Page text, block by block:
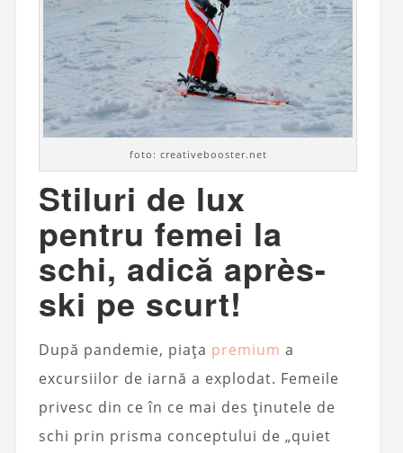
foto: creativebooster.net
Stiluri de lux
pentru femei la
schi, adică après-
ski pe scurt!
După pandemie, piața premium a
excursiilor de iarnă a explodat. Femeile
privesc din ce în ce mai des ținutele de
schi prin prisma conceptului de „quiet